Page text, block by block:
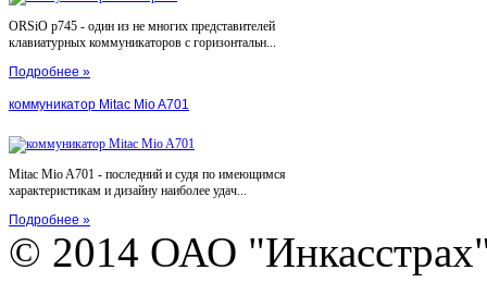
ORSiO p745 - один из не многих представителей
клавиатурных коммуникаторов с горизонтальн...
Подробнее »
коммуникатор Mitac Mio A701
Mitac Mio A701 - последний и судя по имеющимся
характеристикам и дизайну наиболее удач...
Подробнее »
© 2014 ОАО